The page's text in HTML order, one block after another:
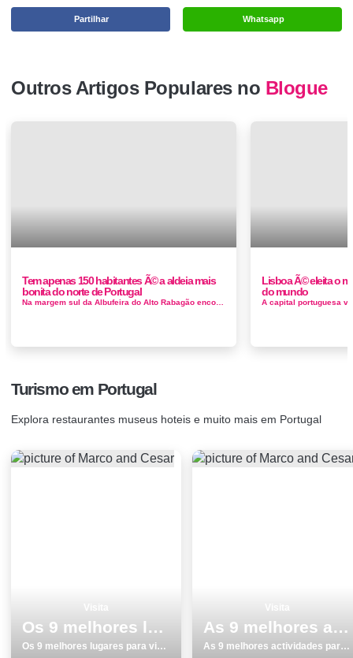
Whatsapp
Partilhar
Outros Artigos Populares no Blogue
Tem apenas 150 habitantes Ã© a aldeia mais
bonita do norte de Portugal
Na margem sul da Albufeira do Alto Rabagão encontra-se Vilarinho de Negrões, uma das aldeias mais pitorescas de toda a região, pe...
Lisboa Ã© eleita o
do mundo
Turismo em Portugal
Explora restaurantes museus hoteis e muito mais em Portugal
Os 9 melhores lugares para visitar em Odemira
Os 9 melhores lugares para visitar em Odemira
As 9 melhores actividades para fazer e visitar na Ilha de SÃ£o Miguel
As 9 melhores actividades para fazer e visitar na Ilha de SÃ£o Miguel